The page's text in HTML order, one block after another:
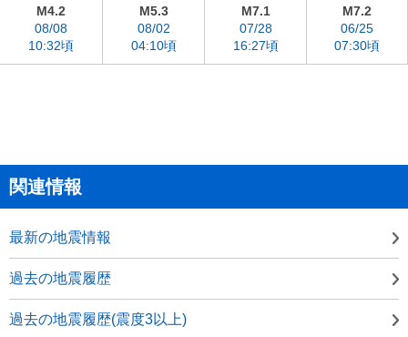
M4.2
08/08
10:32頃
M5.3
08/02
04:10頃
M7.1
07/28
16:27頃
M7.2
06/25
07:30頃
関連情報
最新の地震情報
過去の地震履歴
過去の地震履歴(震度3以上)